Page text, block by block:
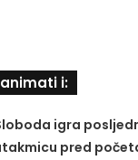
i:
igra
pred